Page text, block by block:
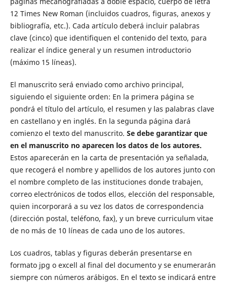
12 Times New Roman (incluidos cuadros, figuras, anexos y
bibliografía, etc.). Cada artículo deberá incluir palabras
clave (cinco) que identifiquen el contenido del texto, para
realizar el índice general y un resumen introductorio
(máximo 15 líneas).
El manuscrito será enviado como archivo principal,
siguiendo el siguiente orden: En la primera página se
pondrá el título del artículo, el resumen y las palabras clave
en castellano y en inglés. En la segunda página dará
comienzo el texto del manuscrito. Se debe garantizar que
en el manuscrito no aparecen los datos de los autores.
Estos aparecerán en la carta de presentación ya señalada,
que recogerá el nombre y apellidos de los autores junto con
el nombre completo de las instituciones donde trabajen,
correo electrónicos de todos ellos, elección del responsable,
quien incorporará a su vez los datos de correspondencia
(dirección postal, teléfono, fax), y un breve curriculum vitae
de no más de 10 líneas de cada uno de los autores.
Los cuadros, tablas y figuras deberán presentarse en
formato jpg o excell al final del documento y se enumerarán
siempre con números arábigos. En el texto se indicará entre